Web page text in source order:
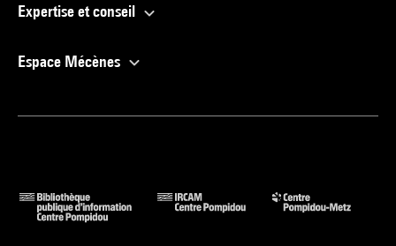
Expertise et conseil
Espace Mécènes